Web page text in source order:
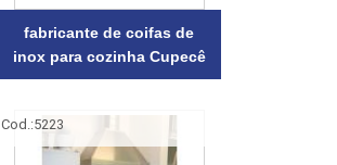
fabricante de coifas de
inox para cozinha Cupecê
Cod.:5223